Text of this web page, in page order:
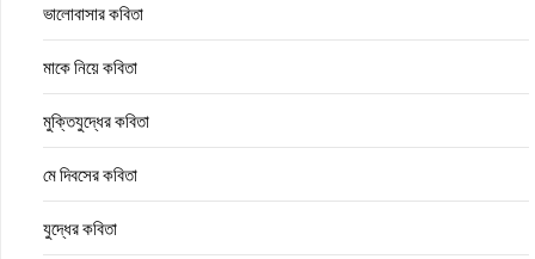
ভালোবাসার কবিতা
মাকে নিয়ে কবিতা
মুক্তিযুদ্ধের কবিতা
মে দিবসের কবিতা
যুদ্ধের কবিতা